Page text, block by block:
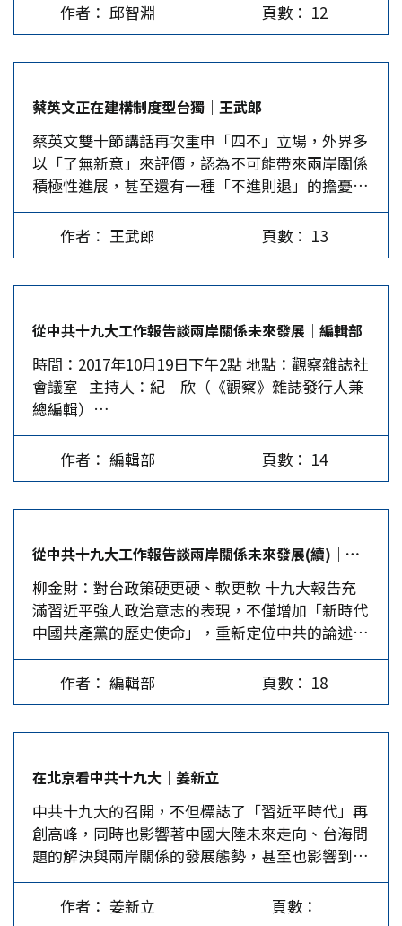
提勒森9月底訪華的談判議程。由於美方有求於北
京，不願見到台灣攪局，因而美國國務院官員立即
要內涵就是堅持兩岸問題和平解決，但統獨的結果
是開放的。北京雖不滿意，但也只好忍受。…
要學生出面抗議後才能解決？ 認定有統戰與矮化
而抗議就更奇怪了，何謂統戰活動？難道台灣人民
歌日文歌，有因此就被美日統戰了？「中國新歌
聲」歌手唱的歌有在頌揚中國共產黨或中華人民共
和國嗎？如果因為唱的是中文歌就擔心被統戰，那
大家都只能聽原住民的歌曲了？如果台灣的制度、
生活水平、自由人權等，樣樣都超前領先大陸，還
需要擔心被統戰？ 那如果說因為地點寫「台北市
台灣大學體田徑場」而非「國立台灣大學」，就認
為是統戰，也多慮了。演出地點確實是在台北市的
下的講「台灣大學」，說六個字的絕對鳳毛麟角。
大陸名校多半是國立的，但又分成中央教育部直轄
的，與地方省市政府管轄的，然而，講到中央教育
部直轄的南開大學或復旦大學時，有時也會加上地
名講「天津南開大學」、「上海復旦大學」，這些
學校的學生會覺得自己被矮化？…
惜，這個「台灣之福」卻不是民進黨與蔡英文的風
格。 2017年APEC經濟領袖峰會即將於11月10日、
宋楚瑜再次擔任領袖高峰會的人選，顯然這個人事
案歷經了許多折衝與溝通，才為地主國越南接受。
顯然的，任何國家都不願意放棄與大陸深化友好關
係的機會，都希望能夠搭上「一帶一路」的列車以
謀求國家利益；相對而言，民進黨政府提出的新南
向政策，不僅不知所云，又毫無亮點，對於東南亞
國家不具實質的吸引力。 更遺憾的是，民進黨政
府看待APEC的態度，也正曝露了他們對外交事務
府須知，宋「省長」的再次出任，不正坐實中華民
國「地方化」的事實？不正顯示台灣沒有國際級的
領袖人才？對於一年一度有機會與各國總統或總理
溝通的集會，宋作為代表會不會層級不夠、準備不
足，無法展現台灣的活力？…
作者： 邱智淵 頁數： 12
蔡英文正在建構制度型台獨｜王武郎
蔡英文雙十節講話再次重申「四不」立場，外界多
以「了無新意」來評價，認為不可能帶來兩岸關係
積極性進展，甚至還有一種「不進則退」的擔憂。
其實，該講話除了出現「兩岸關係」幾次外，其根
本精神不脫民進黨1999年〈台灣前途決議文〉基
調。 例如，蔡在講話中刻意把「兩蔣」和「民選
人士看法相呼應，把1996年民選總統作為「中華民
國2.0」起點，暗藏著「脫中」的意圖。但這只不
過是台獨人士想以虛擬且謬誤的「台灣主權論」，
誤導民眾的宣傳，實質是「一中一台」分離主義者
以「兩個中國」為包裝，而不敢逾越「法理台獨」
紅線的機會主義式幻想。 作為「理念型」台獨的
蔡英文在掌政後，以所謂「中華民國2.0體制」
（日前她不經意說出「中華民國變年輕了」一句
一環。 蔡英文提到「憲政改革」議題，顯然是想
與民進黨落實〈台灣前途決議文〉的策略。 她以
「捍衞民主自由」作為憲改的大義名分，讓人聯想
到民進黨在勝選後便提出要構建新的「憲政秩
序」，之後隨即推動「促進轉型正義條例」立法，
可見兩者的關係和目的如出一轍。…
作者： 王武郎 頁數： 13
從中共十九大工作報告談兩岸關係未來發展│編輯部
時間：2017年10月19日下午2點 地點：觀察雜誌社
會議室 主持人：紀 欣（《觀察》雜誌發行人兼
總編輯）…
作者： 編輯部 頁數： 14
從中共十九大工作報告談兩岸關係未來發展(續)｜編輯部
柳金財：對台政策硬更硬、軟更軟 十九大報告充
滿習近平強人政治意志的表現，不僅增加「新時代
中國共產黨的歷史使命」，重新定位中共的論述；
對台政策論述內容所運用的語彙充滿「習式風
格」，尤其標誌在「第十一項」的「堅持『一國兩
制』和推進祖國統一」中。 習近平在十九大政治
家、分裂祖國、反對台獨分裂等六次；加強「兩岸
經濟文化交流合作」有三次、兩岸和平發展、穩定
四次。從這一政策論述內容來說，「反獨漸統」為
當前對台政策主軸，「九二共識」仍是兩岸關係的
政治基礎，為穩定兩岸關係發展定海神針，且硬化
為「一中原則」。 習明白點出「九二共識」就是
「一中原則」，不讓兩岸關係有模糊的空間，劃清
作者： 編輯部 頁數： 18
在北京看中共十九大｜姜新立
中共十九大的召開，不但標誌了「習近平時代」再
創高峰，同時也影響著中國大陸未來走向、台海問
題的解決與兩岸關係的發展態勢，甚至也影響到國
際秩序的新現實。 十九大的主題是：「不忘初
心，牢記使命，高舉中國特色社會主義偉大旗幟，
作者： 姜新立 頁數：